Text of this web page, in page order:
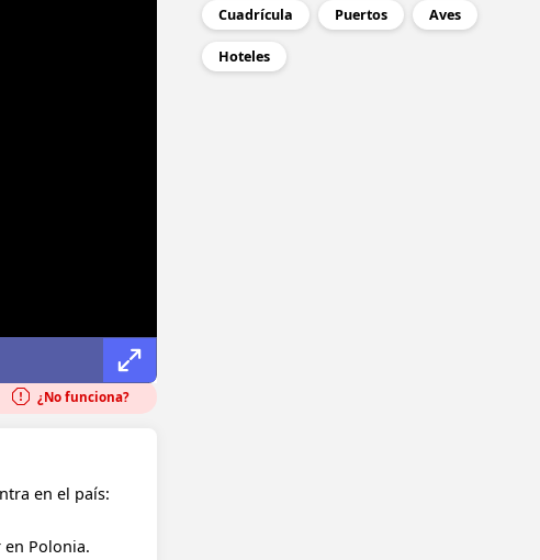
¿No funciona?
en el país:
Polonia.
Cuadrícula Puertos Aves
Hoteles